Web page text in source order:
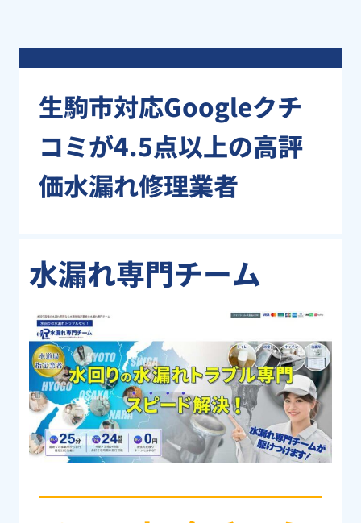
生駒市対応Googleクチ
コミが4.5点以上の高評
価水漏れ修理業者
水漏れ専門チーム